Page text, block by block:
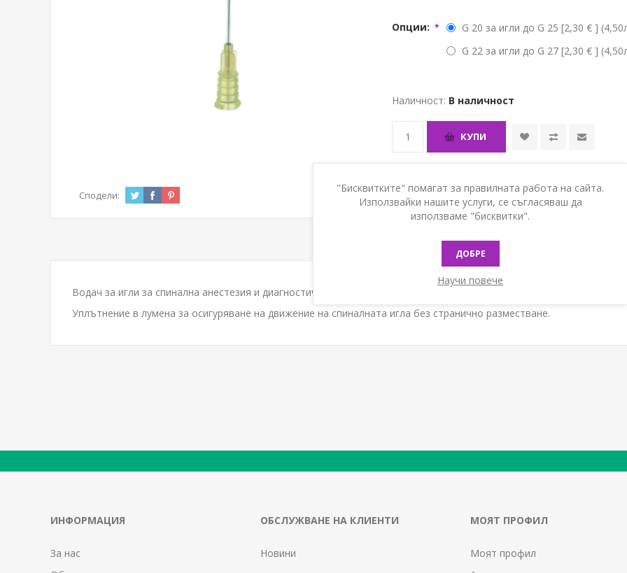
Опции: *
G 20 за игли до G 25 [2,30 € ]
G 22 за игли до G 27 [2,30 € ]
Наличност: В наличност
КУПИ
Сподели:
Водач за игли за спинална анестезия и диагностична лумбална пункция (Заточване на върха по Квинке). G20 за
Уплътнение в лумена за осигуряване на движение на спиналната игла без странично разместване.
ИНФОРМАЦИЯ
За нас
ОБСЛУЖВАНЕ НА КЛИЕНТИ
Новини
МОЯТ ПРОФИЛ
Моят профил
"Бисквитките" помагат за правилната работа на сайта.
Използвайки нашите услуги, се съгласяваш да
използваме "бисквитки".
ДОБРЕ
Научи повече